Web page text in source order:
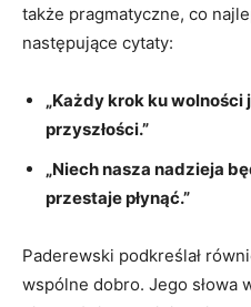
także pragmatyczne, ‍co
następujące cytaty:
„Każdy krok ku
przyszłości.”
„Niech nasza nadzieja
przestaje płynąć.”
Paderewski podkreślał
wspólne ‍dobro. Jego słowa